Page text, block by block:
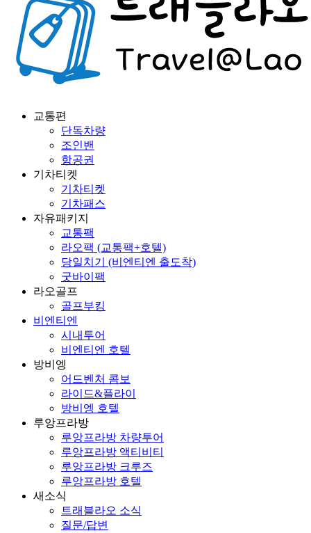
교통편
단독차량
조인밴
항공권
기차티켓
기차티켓
기차패스
자유패키지
교통팩
라오팩 (교통팩+호텔)
당일치기 (비엔티엔 출도착)
굿바이팩
라오골프
골프부킹
비엔티엔
시내투어
비엔티엔 호텔
방비엥
어드벤처 콤보
라이드&플라이
방비엥 호텔
루앙프라방
루앙프라방 차량투어
루앙프라방 액티비티
루앙프라방 크루즈
루앙프라방 호텔
새소식
트래블라오 소식
질문/답변